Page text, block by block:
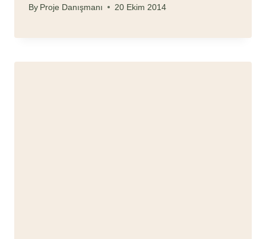
By Proje Danışmanı 20 Ekim 2014